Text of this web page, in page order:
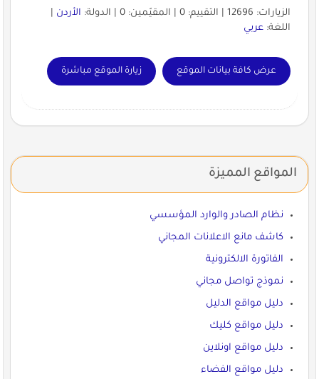
الزيارات: 12696 | التقييم: 0 | المقيّمين: 0 | الدولة:
الأردن|
اللغة: عربي
عرض كافة بيانات الموقع زيارة الموقع مباشرة
المواقع المميزة
نظام الصادر والوارد المؤسسي
كاشف مانع الاعلانات المجاني
الفاتورة الالكترونية
نموذج تواصل مجاني
دليل مواقع الدليل
دليل مواقع كليك
دليل مواقع اونلاين
دليل مواقع الفضاء